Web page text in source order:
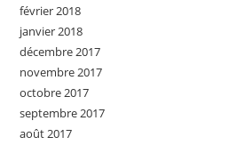
février 2018
janvier 2018
décembre 2017
novembre 2017
octobre 2017
septembre 2017
août 2017